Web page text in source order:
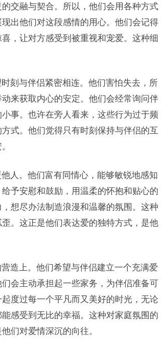
交融与契合。所以，他们会用各种方式
出他们对这段感情的用心。他们会记得
，让对方感受到被重视和宠爱。这种细
刻与伴侣紧密相连。他们害怕失去，所
来获取内心的安定。他们会经常询问伴
事。也许在旁人看来，这些行为过于频
式。他们觉得只有时刻保持与伴侣的互
人。他们富有同情心，能够敏锐地感知
予安慰和鼓励，用温柔的怀抱和贴心的
想尽办法制造浪漫和温馨的氛围。这种
。这正是他们表达爱的独特方式，是他
造上。他们希望与伴侣建立一个充满爱
会主动承担起一些家务，为伴侣准备可
度过每一个平凡而又美好的时光，无论
感受到无比的幸福。这种对家庭氛围的
们对爱情深沉的向往。